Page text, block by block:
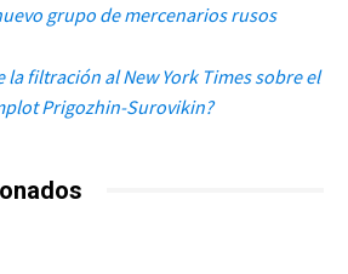
grupo de mercenarios rusos
la filtración al New York Times sobre el
Prigozhin-Surovikin?